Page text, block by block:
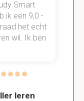
leren
Smart
ik een 9,0 -
het echt
wil. Ik ben